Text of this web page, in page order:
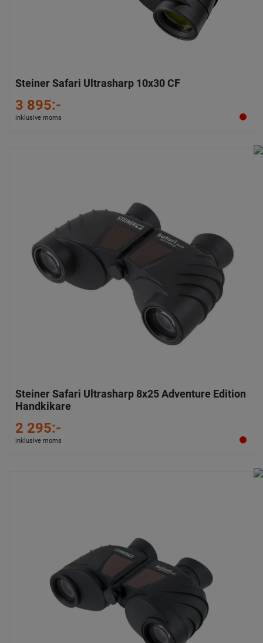
Steiner Safari Ultrasharp 10x30 CF
3 895:-
inklusive moms
Steiner Safari Ultrasharp 8x25 Adventure Edition
Handkikare
2 295:-
inklusive moms